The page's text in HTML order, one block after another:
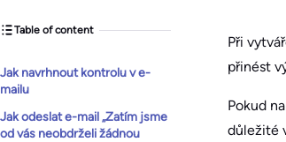
Table of content
Jak navrhnout kontrolu v e-
mailu
Jak odeslat e-mail „Zatím jsme
od vás neobdrželi žádnou
Při
přinést
Pokud
důležité